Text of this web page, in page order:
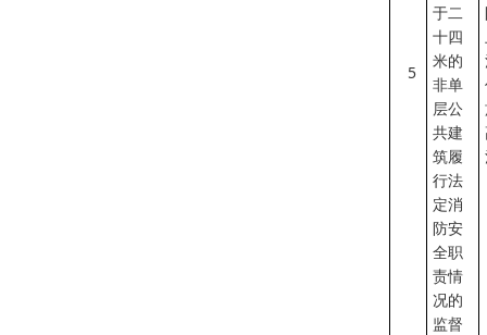
5
于二
十四
米的
非单
层公
共建
筑履
行法
定消
防安
全职
责情
况的
监督